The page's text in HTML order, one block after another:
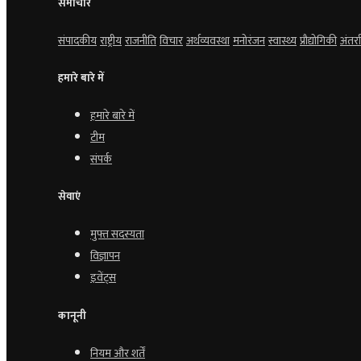
संपादकीयराष्ट्रीयराजनीतिविचारअर्थव्यवस्थामनोरंजनस्वास्थ्यप्रौद्योगिकी
हमारे बारे में
हमारे बारे में
टीम
संपर्क
सेवाएं
मुफ्त सदस्यता
विज्ञापन
इवेंट्स
कानूनी
नियम और शर्तें